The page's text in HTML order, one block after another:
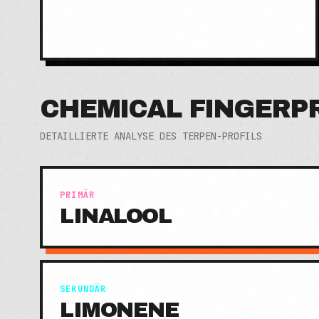
CHEMICAL
DETAILLIERTE ANALYSE DES TERPEN-PROFILS
PRIMÄR
LINALOOL
SEKUNDÄR
LIMONENE